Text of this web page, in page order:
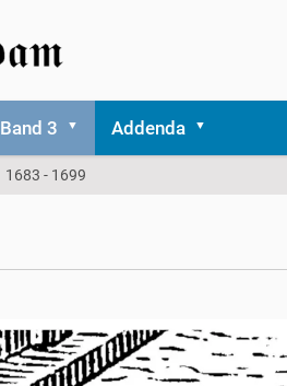
Band 3 Addenda
1683 - 1699